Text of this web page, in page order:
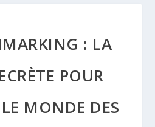
: LA
POUR
MONDE DES